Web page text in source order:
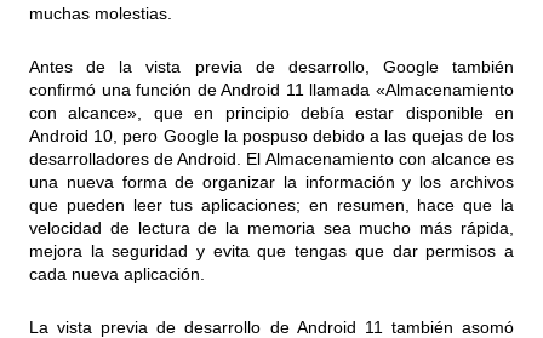
muchas molestias.
Antes de la vista previa de desarrollo, Google también
confirmó una función de Android 11 llamada «Almacenamiento
con alcance», que en principio debía estar disponible en
Android 10, pero Google la pospuso debido a las quejas de los
desarrolladores de Android. El Almacenamiento con alcance es
una nueva forma de organizar la información y los archivos
que pueden leer tus aplicaciones; en resumen, hace que la
velocidad de lectura de la memoria sea mucho más rápida,
mejora la seguridad y evita que tengas que dar permisos a
cada nueva aplicación.
La vista previa de desarrollo de Android 11 también asomó